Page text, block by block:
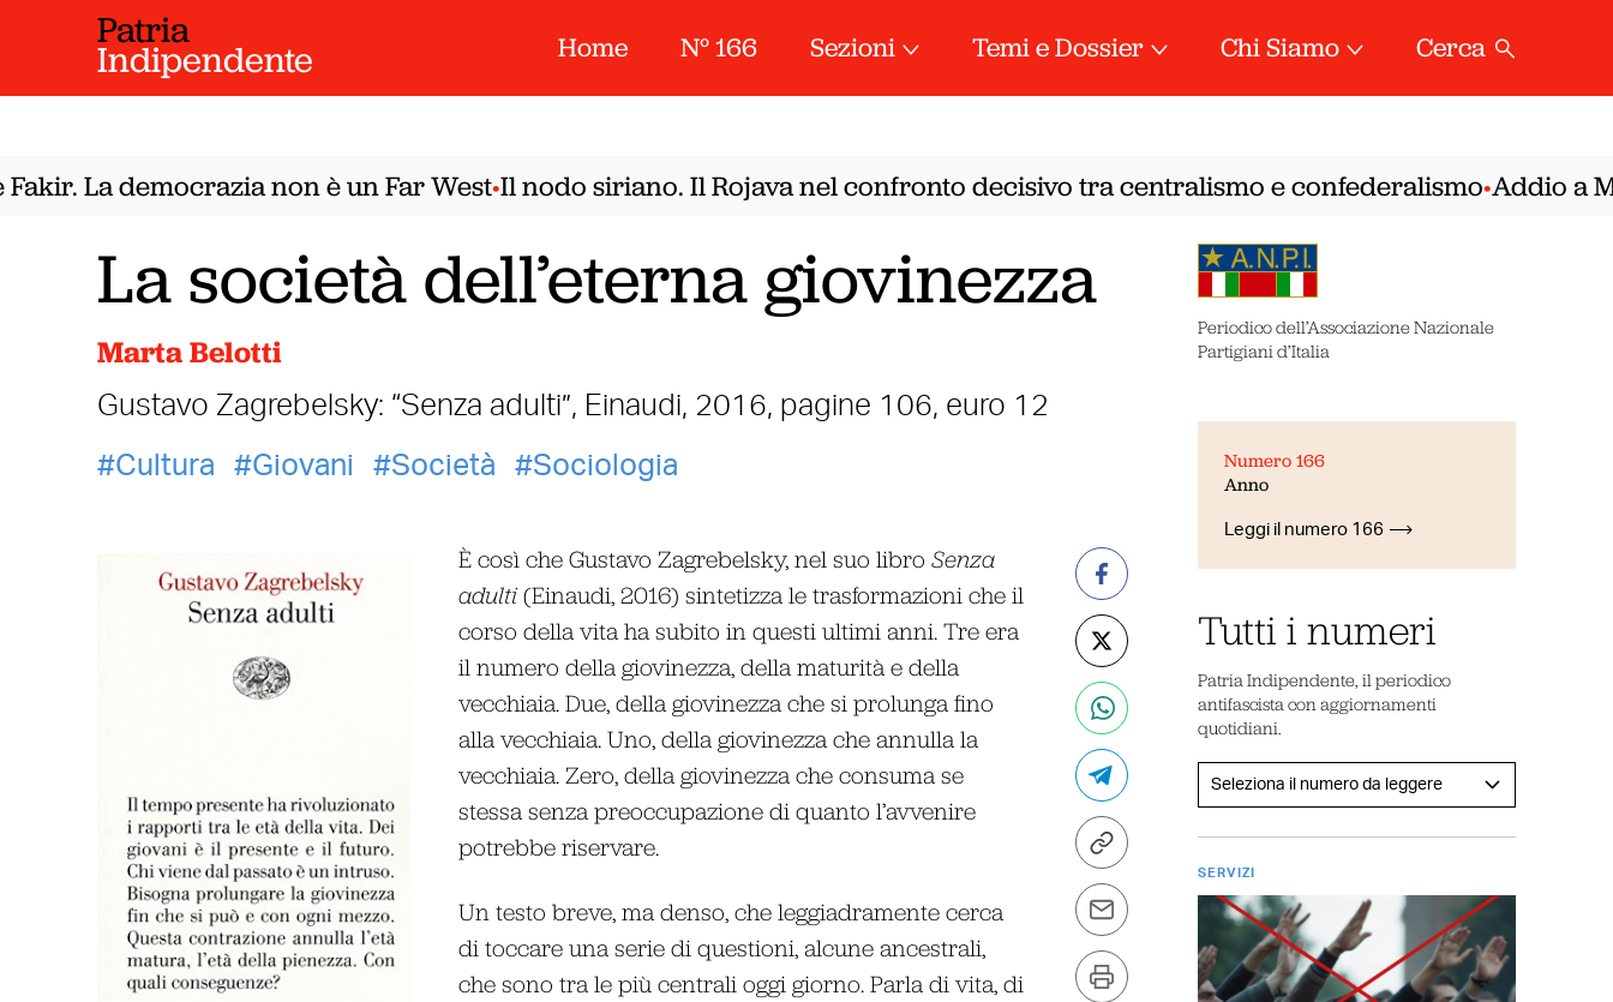
Patria
Indipendente Home N° 166 Sezioni Temi e Dossier Chi Siamo Cerca
La democrazia non è un Far West•Il nodo siriano. Il Rojava nel confronto decisivo tra centralismo e confederalismo•Addio a
La società dell’eterna giovinezza
Marta Belotti
Gustavo Zagrebelsky: “Senza adulti”, Einaudi, 2016, pagine 106, euro 12
Cultura
Giovani Società Sociologia
È così che Gustavo Zagrebelsky, nel suo libro Senza
adulti(Einaudi, 2016) sintetizza le trasformazioni che il
corso della vita ha subito in questi ultimi anni. Tre era
il numero della giovinezza, della maturità e della
vecchiaia. Due, della giovinezza che si prolunga fino
alla vecchiaia. Uno, della giovinezza che annulla la
vecchiaia. Zero, della giovinezza che consuma se
stessa senza preoccupazione di quanto l’avvenire
potrebbe riservare.
Un testo breve, ma denso, che leggiadramente cerca
di toccare una serie di questioni, alcune ancestrali,
che sono tra le più centrali oggi giorno. Parla di vita, di
Periodico dell’Associazione Nazionale
Partigiani d’Italia
Numero 166
Anno
Leggi il numero 166
Tutti i numeri
Patria Indipendente, il periodico
antifascista con aggiornamenti
quotidiani.
SERVIZI